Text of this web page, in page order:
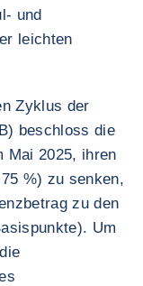
und
leichten
Zyklus der
beschloss die
Mai 2025, ihren
%) zu senken,
zu den
Um